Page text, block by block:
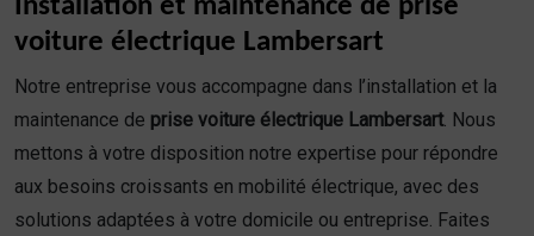
Installation et maintenance de prise
voiture électrique Lambersart
Notre entreprise vous accompagne dans l’installation et la
maintenance de prise voiture électrique Lambersart. Nous
mettons à votre disposition notre expertise pour répondre
aux besoins croissants en mobilité électrique, avec des
solutions adaptées à votre domicile ou entreprise. Faites